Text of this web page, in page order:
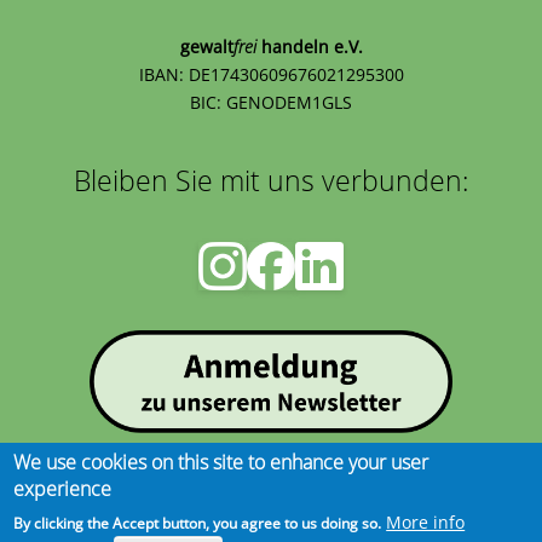
gewaltfreihandeln e.V.
IBAN: DE17430609676021295300
BIC: GENODEM1GLS
Bleiben Sie mit uns verbunden:
We use cookies on this site to enhance your user
experience
By clicking the Accept button, you agree to us doing so. More info